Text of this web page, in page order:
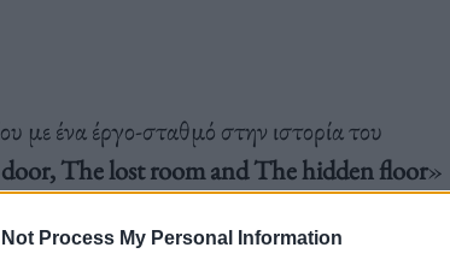
Not Process My Personal Information
με ένα έργο-σταθμό στην ιστορία του
The lost room and The hidden floor»
νέας επεξεργασίας τριών έργων που
Dans Theatre.